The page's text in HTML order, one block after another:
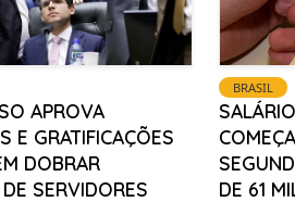
APROVA
E GRATIFICAÇÕES
DOBRAR
SERVIDORES
BRASIL
DE 61